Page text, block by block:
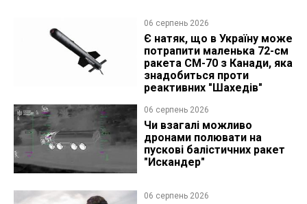
06 серпень 2026
Є натяк, що в Україну може
потрапити маленька 72-см
ракета CM-70 з Канади, яка
знадобиться проти
реактивних "Шахедів"
06 серпень 2026
Чи взагалі можливо
дронами полювати на
пускові балістичних ракет
"Искандер"
06 серпень 2026